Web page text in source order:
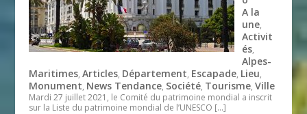
A la
une,
Activit
és,
Alpes-
Maritimes,Articles, Département, Escapade, Lieu,
Monument, News Tendance, Société, Tourisme,Ville
Mardi 27 juillet 2021, le Comité du patrimoine mondial a inscrit
sur la Liste du patrimoine mondial de l’UNESCO […]